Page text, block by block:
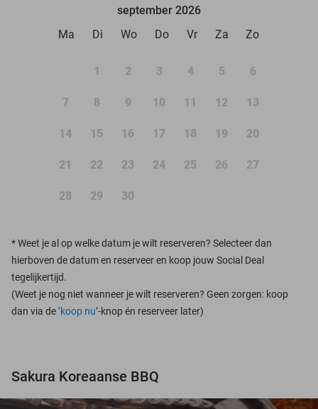
september 2026
Ma
Di Wo Do Vr Za Zo
1 2 3 4 5 6
7 8 9 10 11 12 13
14 15 16 17 18 19 20
21 22 23 24 25 26 27
28 29 30
*Weet je al op welke datum je wilt reserveren? Selecteer dan
hierboven de datum en reserveer en koop jouw Social Deal
tegelijkertijd.
(Weet je nog niet wanneer je wilt reserveren? Geen zorgen: koop
dan via de ‘koop nu’-knop én reserveer later)
Sakura Koreaanse BBQ